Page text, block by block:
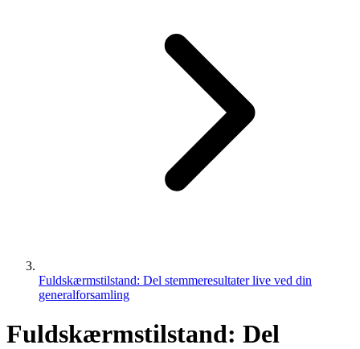
Fuldskærmstilstand: Del stemmeresultater live ved din
generalforsamling
Fuldskærmstilstand: Del